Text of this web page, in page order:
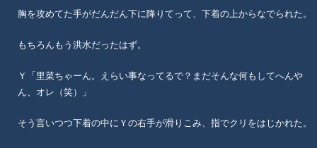
胸を攻めてた手がだんだん下に降りてって、下着の上からなでられた。
もちろんもう洪水だったはず。
Ｙ「里菜ちゃーん。えらい事なってるで？まだそんな何もしてへんや
ん、オレ（笑）」
そう言いつつ下着の中にＹの右手が滑りこみ、指でクリをはじかれた。